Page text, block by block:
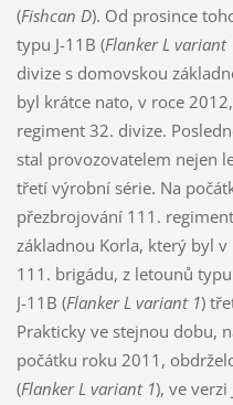
(Fishcan D). Od prosince
typu J-11B (Flanker L variant
divize s domovskou
byl krátce nato, v roce
regiment 32. divize.
stal provozovatelem nejen
třetí výrobní série. Na
přezbrojování 111.
základnou Korla, který byl
111. brigádu, z letounů typu
J-11B (Flanker L variant 1)
Prakticky ve stejnou dobu,
počátku roku 2011,
(Flanker L variant 1), ve verzi